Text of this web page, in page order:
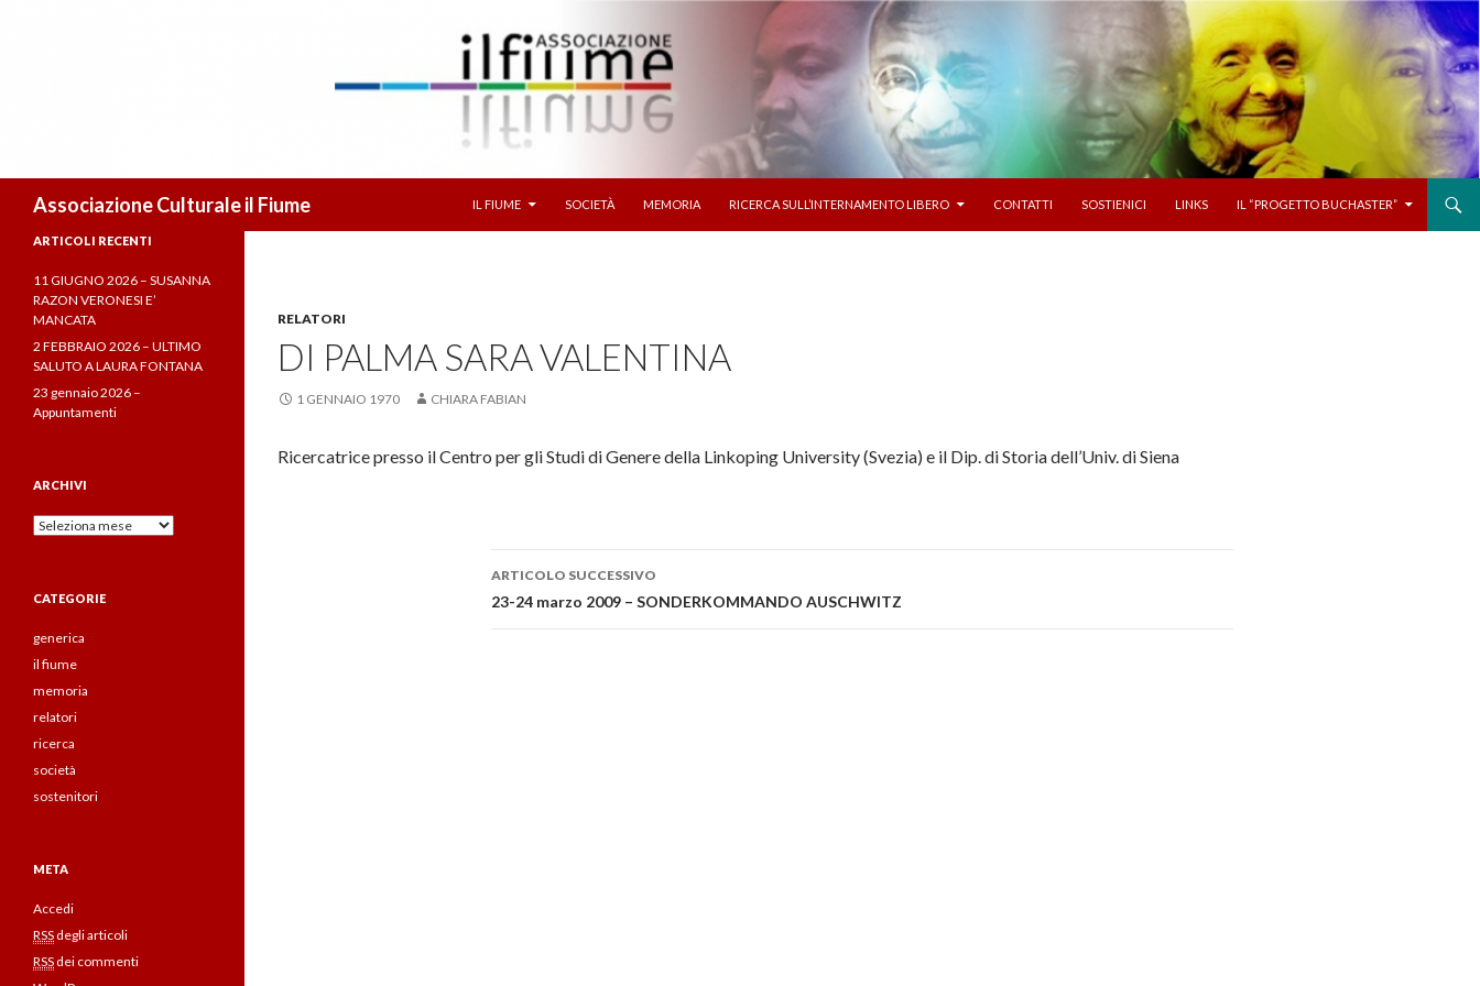
Associazione Culturale il Fiume
IL FIUME
SOCIETÀ MEMORIA RICERCA SULL’INTERNAMENTO LIBERO CONTATTI SOSTIENICI LINKS IL “PROGETTO BUCHASTER”
RELATORI
DI PALMA SARA VALENTINA
1 GENNAIO 1970 CHIARA FABIAN
Ricercatrice presso il Centro per gli Studi di Genere della Linkoping University (Svezia) e il Dip. di Storia dell’Univ. di Siena
Navigazione articolo
ARTICOLO SUCCESSIVO
23-24 marzo 2009 – SONDERKOMMANDO AUSCHWITZ
ARTICOLI RECENTI
11 GIUGNO 2026 – SUSANNA
RAZON VERONESI E’
MANCATA
2 FEBBRAIO 2026 – ULTIMO
SALUTO A LAURA FONTANA
23 gennaio 2026 –
Appuntamenti
ARCHIVI
Archivi
CATEGORIE
generica
il fiume
memoria
relatori
ricerca
società
sostenitori
META
Accedi
RSS degli articoli
RSS dei commenti